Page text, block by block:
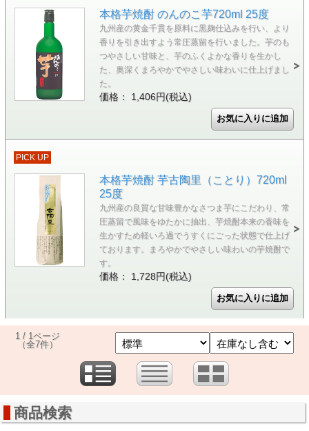
本格芋焼酎 のんのこ芋720ml 25度
九州産の黄金千貫を原料に黒麹仕込みを行い、より
香りを引き出すよう常圧蒸留を行いました。芋のも
つやさしい甘味と、芋のふくよかな香りを生かし
た、奥深くまろやかでやさしい味わいに仕上げまし
た。
価格： 1,406円(税込)
PICK UP
本格芋焼酎 芋古陶里（ことり）720ml
25度
九州産の良質な甘味豊かなさつま芋にこだわり、常
圧蒸留で風味をゆたかに抽出、芋焼酎本来の香味を
生かすため軽いろ過でうすくにごった状態で仕上げ
ております。まろやかでやさしい味わいの芋焼酎で
す。
価格： 1,728円(税込)
1 / 1ページ
（全7件）
商品検索